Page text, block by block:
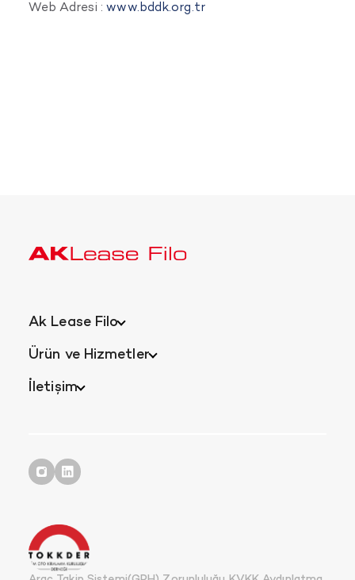
Web Adresi :www.bddk.org.tr
Ak Lease Filo
Ürün ve Hizmetler
İletişim